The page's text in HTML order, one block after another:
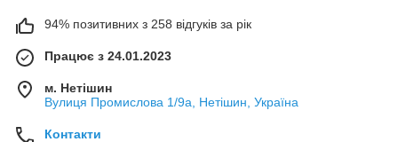
94% позитивних з 258 відгуків за рік
Працює з 24.01.2023
м. Нетішин
Вулиця Промислова 1/9а, Нетішин, Україна
Контакти